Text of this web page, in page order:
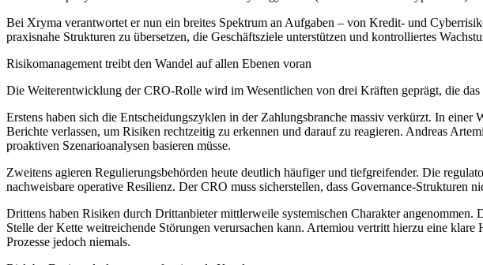
Bei Xryma verantwortet er nun ein breites Spektrum an Aufgaben – von Kredit- und
praxisnahe Strukturen zu übersetzen, die Geschäftsziele unterstützen und kontrolliertes
Risikomanagement treibt den Wandel auf allen Ebenen voran
Die Weiterentwicklung der CRO-Rolle wird im Wesentlichen von drei Kräften geprägt, die das
Erstens haben sich die Entscheidungszyklen in der Zahlungsbranche massiv verkürzt. In
Berichte verlassen, um Risiken rechtzeitig zu erkennen und darauf zu reagieren. Andreas
proaktiven Szenarioanalysen basieren müsse.
Zweitens agieren Regulierungsbehörden heute deutlich häufiger und tiefgreifender. Die
nachweisbare operative Resilienz. Der CRO muss sicherstellen, dass Governance-
Drittens haben Risiken durch Drittanbieter mittlerweile systemischen Charakter
Stelle der Kette weitreichende Störungen verursachen kann. Artemiou vertritt hierzu eine
Prozesse jedoch niemals.